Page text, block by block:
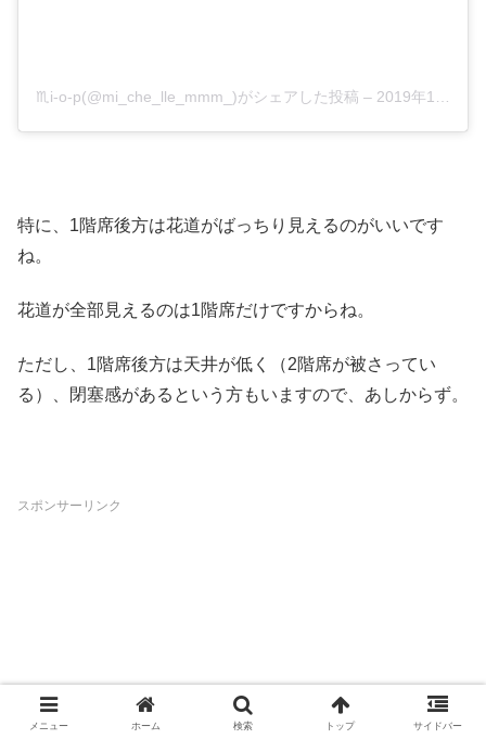
♏️i-o-p(@mi_che_lle_mmm_)がシェアした投稿 – 2019年11月月3日午前8時12分PST
特に、1階席後方は花道がばっちり見えるのがいいです
ね。
花道が全部見えるのは1階席だけですからね。
ただし、1階席後方は天井が低く（2階席が被さってい
る）、閉塞感があるという方もいますので、あしからず。
スポンサーリンク
メニュー ホーム 検索 トップ サイドバー